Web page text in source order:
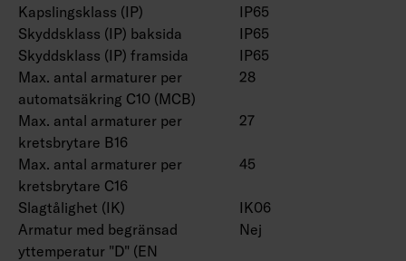
Kapslingsklass (IP)
IP65
Skyddsklass (IP) baksida
IP65
Skyddsklass (IP) framsida
IP65
Max. antal armaturer per
automatsäkring C10 (MCB)
28
Max. antal armaturer per
kretsbrytare B16
27
Max. antal armaturer per
kretsbrytare C16
45
Slagtålighet (IK)
IK06
Armatur med begränsad
yttemperatur "D" (EN
Nej